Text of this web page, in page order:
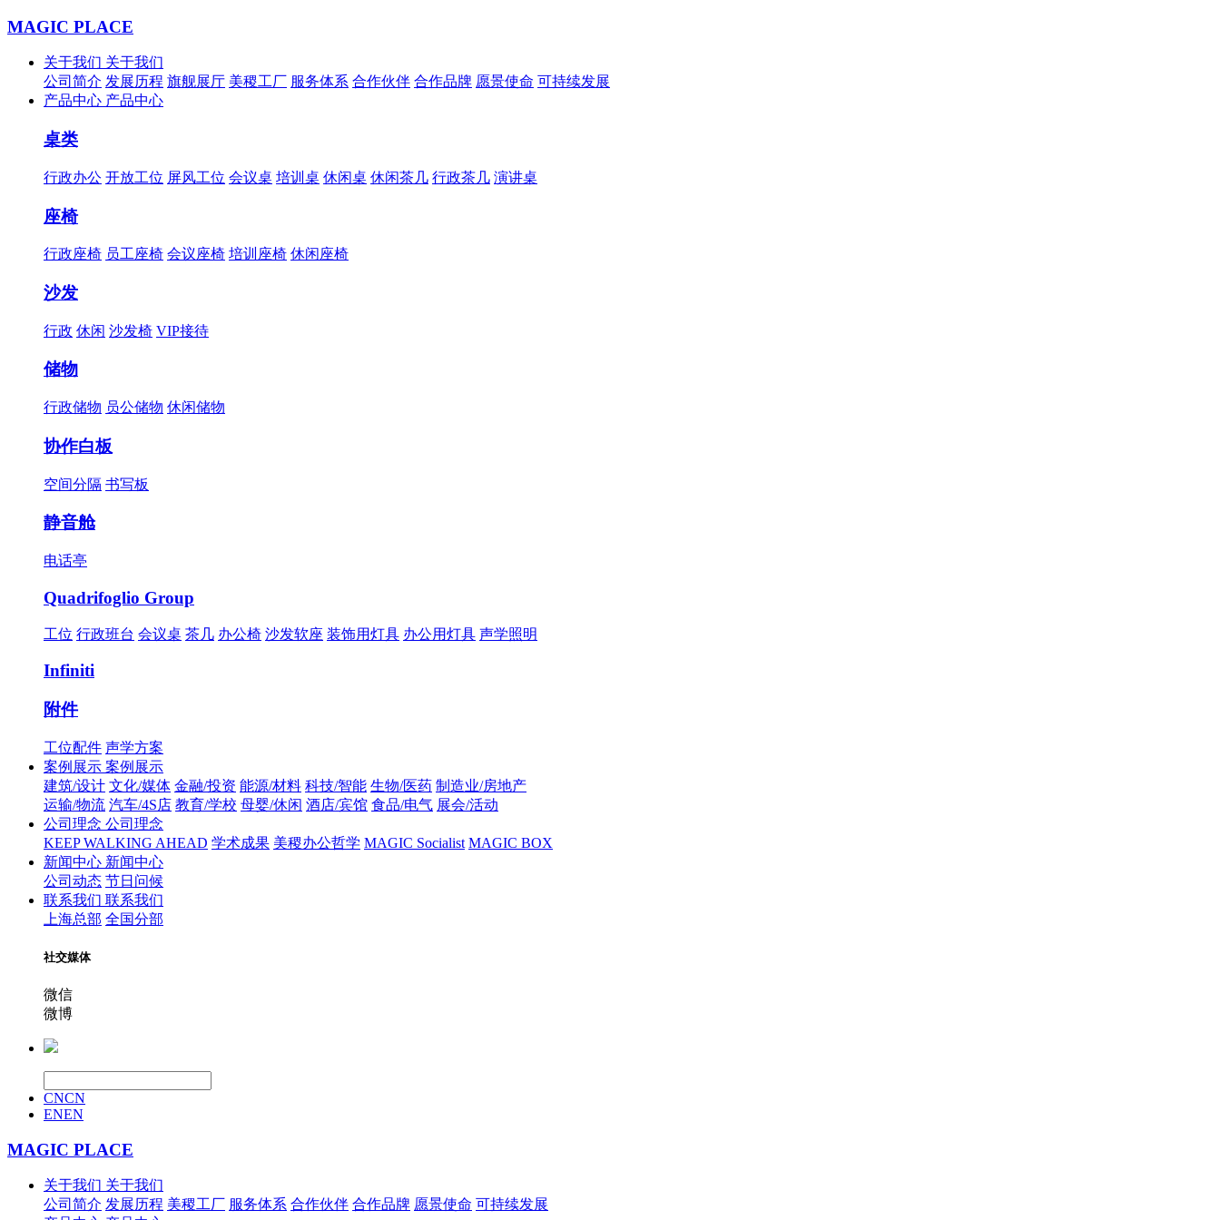
MAGIC PLACE
关于我们 关于我们
公司简介 发展历程 旗舰展厅 美稷工厂 服务体系 合作伙伴 合作品牌 愿景使命 可持续发展
产品中心 产品中心
桌类
行政办公 开放工位 屏风工位 会议桌 培训桌 休闲桌 休闲茶几 行政茶几 演讲桌
座椅
行政座椅 员工座椅 会议座椅 培训座椅 休闲座椅
沙发
行政 休闲 沙发椅 VIP接待
储物
行政储物 员公储物 休闲储物
协作白板
空间分隔 书写板
静音舱
电话亭
Quadrifoglio Group
工位 行政班台 会议桌 茶几 办公椅 沙发软座 装饰用灯具 办公用灯具 声学照明
Infiniti
附件
工位配件 声学方案
案例展示 案例展示
建筑/设计 文化/媒体 金融/投资 能源/材料 科技/智能 生物/医药 制造业/房地产
运输/物流 汽车/4S店 教育/学校 母婴/休闲 酒店/宾馆 食品/电气 展会/活动
公司理念 公司理念
KEEP WALKING AHEAD 学术成果 美稷办公哲学 MAGIC Socialist MAGIC BOX
新闻中心 新闻中心
公司动态 节日问候
联系我们 联系我们
上海总部 全国分部
社交媒体
微信
微博
CNCN
ENEN
MAGIC PLACE
关于我们 关于我们
公司简介 发展历程 美稷工厂 服务体系 合作伙伴 合作品牌 愿景使命 可持续发展